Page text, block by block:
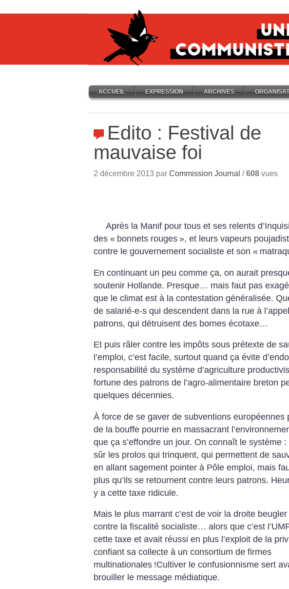
ACCUEIL EXPRESSION ARCHIVES
Edito : Festival de
mauvaise foi
2 décembre 2013 par Commission Journal /608 vues
Après la Manif pour tous et ses relents
des « bonnets rouges », et leurs vapeurs
contre le gouvernement socialiste et son «
En continuant un peu comme ça, on aurait
soutenir Hollande. Presque… mais faut pas
que le climat est à la contestation généralisée.
de salarié-e-s qui descendent dans la rue à
patrons, qui détruisent des bornes écotaxe…
Et puis râler contre les impôts sous prétexte de
l’emploi, c’est facile, surtout quand ça évite
responsabilité du système d’agriculture
fortune des patrons de l’agro-alimentaire breton
quelques décennies.
À force de se gaver de subventions européennes
de la bouffe pourrie en massacrant
que ça s’effondre un jour. On connaît le système
sûr les prolos qui trinquent, qui permettent de
en allant sagement pointer à Pôle emploi, mais
plus qu’ils se retournent contre leurs patrons.
y a cette taxe ridicule.
Mais le plus marrant c’est de voir la droite beugler
contre la fiscalité socialiste… alors que c’est
cette taxe et avait réussi en plus l’exploit de la
confiant sa collecte à un consortium de firmes
multinationales !Cultiver le confusionnisme sert
brouiller le message médiatique.